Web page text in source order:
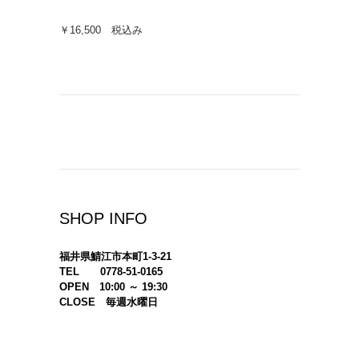
￥16,500 税込み
SHOP INFO
福井県鯖江市本町1-3-21
TEL 0778-51-0165
OPEN 10:00 ～ 19:30
CLOSE 毎週水曜日